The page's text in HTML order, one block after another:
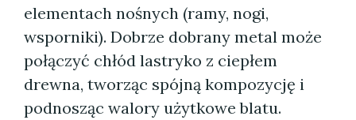
elementach nośnych (ramy, nogi,
wsporniki). Dobrze dobrany metal może
połączyć chłód lastryko z ciepłem
drewna, tworząc spójną kompozycję i
podnosząc walory użytkowe blatu.